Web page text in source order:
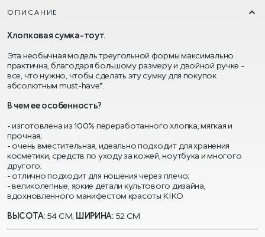
ОПИСАНИЕ
Хлопковая сумка-тоут.
Эта необычная модель треугольной формы максимально
практична, благодаря большому размеру и двойной ручке -
все, что нужно, чтобы сделать эту сумку для покупок
абсолютным must-have*.
В чем ее особенность?
- изготовлена из 100% переработанного хлопка, мягкая и
прочная;
- очень вместительная, идеально подходит для хранения
косметики, средств по уходу за кожей, ноутбука и многого
другого;
- отлично подходит для ношения через плечо;
- великолепные, яркие детали культового дизайна,
вдохновленного манифестом красоты KIKO.
ВЫСОТА: 54 СМ; ШИРИНА:52 СМ